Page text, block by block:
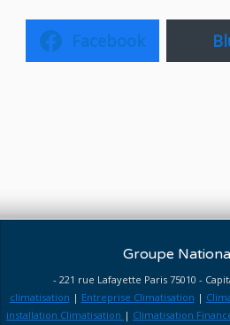
Facebook
Groupe
- 221 rue Lafayette Paris 75010 -
climatisation | Entreprise Climatisation |
installation Climatisation | Climatisation